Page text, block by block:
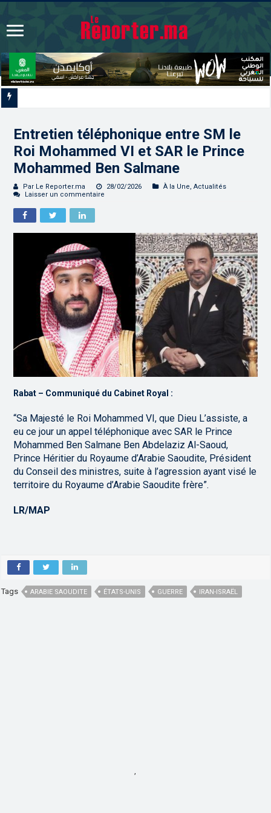
Entretien téléphonique entre SM le
Roi Mohammed VI et SAR le Prince
Mohammed Ben Salmane
Par Le Reporter.ma 28/02/2026 À la Une,Actualités
Laisser un commentaire
Rabat – Communiqué du Cabinet Royal :
“Sa Majesté le Roi Mohammed VI, que Dieu L’assiste, a
eu ce jour un appel téléphonique avec SAR le Prince
Mohammed Ben Salmane Ben Abdelaziz Al-Saoud,
Prince Héritier du Royaume d’Arabie Saoudite, Président
du Conseil des ministres, suite à l’agression ayant visé le
territoire du Royaume d’Arabie Saoudite frère”.
LR/MAP
Tags ARABIE SAOUDITE ÉTATS-UNIS GUERRE IRAN-ISRAËL
,